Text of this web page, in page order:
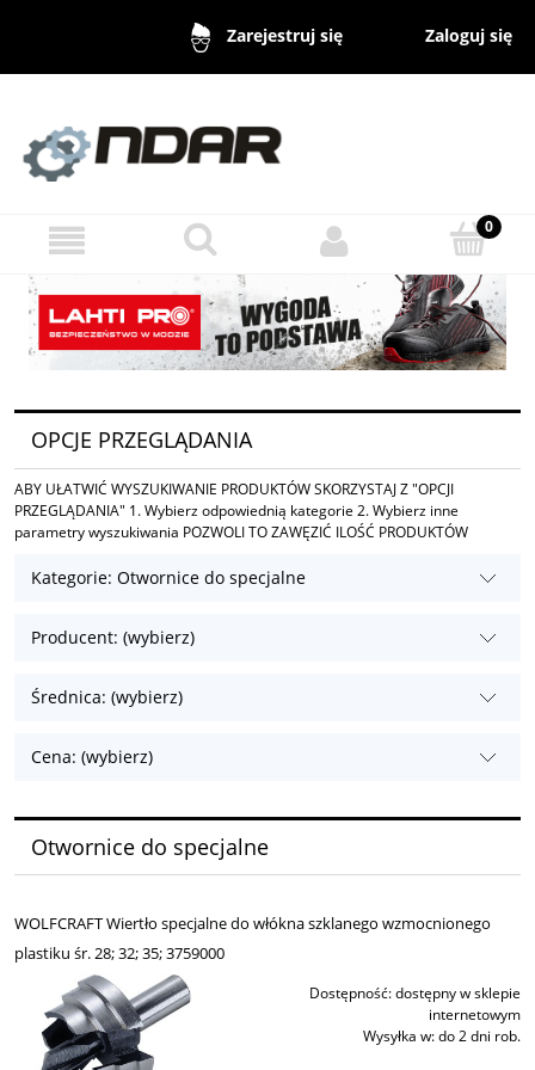
Zarejestruj się Zaloguj się
OPCJE PRZEGLĄDANIA
ABY UŁATWIĆ WYSZUKIWANIE PRODUKTÓW SKORZYSTAJ Z "OPCJI
PRZEGLĄDANIA" 1. Wybierz odpowiednią kategorie 2. Wybierz inne
parametry wyszukiwania POZWOLI TO ZAWĘZIĆ ILOŚĆ PRODUKTÓW
Kategorie: Otwornice do specjalne
Producent: (wybierz)
Średnica: (wybierz)
Cena: (wybierz)
Otwornice do specjalne
WOLFCRAFT Wiertło specjalne do włókna szklanego wzmocnionego
plastiku śr. 28; 32; 35; 3759000
Dostępność:dostępny w sklepie
internetowym
Wysyłka w:do 2 dni rob.